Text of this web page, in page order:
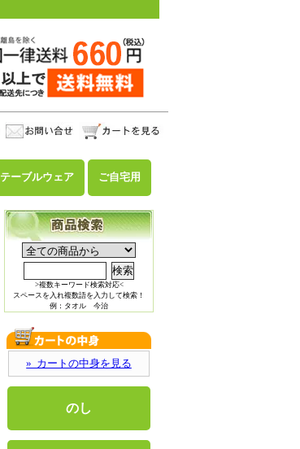
テーブルウェア ご自宅用
>複数キーワード検索対応<
スペースを入れ複数語を入力して検索！
例：タオル 今治
» カートの中身を見る
のし